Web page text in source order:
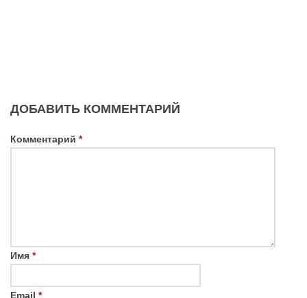
ДОБАВИТЬ КОММЕНТАРИЙ
Комментарий *
Имя *
Email *